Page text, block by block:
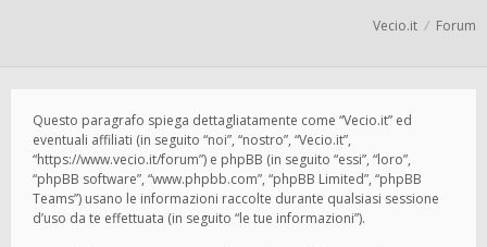
Vecio.it Forum
Questo paragrafo spiega dettagliatamente come “Vecio.it” ed
eventuali affiliati (in seguito “noi”, “nostro”, “Vecio.it”,
“https://www.vecio.it/forum”) e phpBB (in seguito “essi”, “loro”,
“phpBB software”, “www.phpbb.com”, “phpBB Limited”, “phpBB
Teams”) usano le informazioni raccolte durante qualsiasi sessione
d’uso da te effettuata (in seguito “le tue informazioni”).